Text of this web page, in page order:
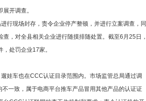
开调查。
现场封存，责令企业停产整顿，并进行立案调查，同
，对全县相关企业进行随摸排随处置。截至6月25日，
处罚企业17家。
车也在CCC认证目录范围内。市场监管总局通过调
一致，属于电商平台推车产品冒用其他产品的认证证